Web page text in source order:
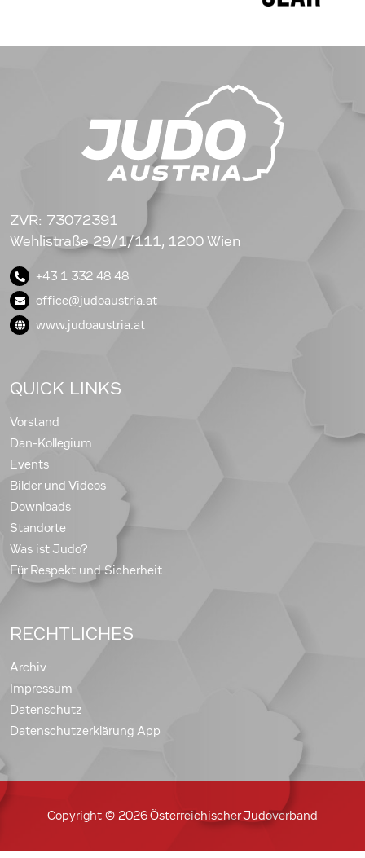
ZVR: 73072391
Wehlistraße 29/1/111, 1200 Wien
+43 1 332 48 48
office@judoaustria.at
www.judoaustria.at
QUICK LINKS
Vorstand
Dan-Kollegium
Events
Bilder und Videos
Downloads
Standorte
Was ist Judo?
Für Respekt und Sicherheit
RECHTLICHES
Archiv
Impressum
Datenschutz
Datenschutzerklärung App
Copyright © 2026 Österreichischer Judoverband